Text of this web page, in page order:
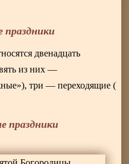
праздники
двенадцать
из них —
три — переходящие (
праздники